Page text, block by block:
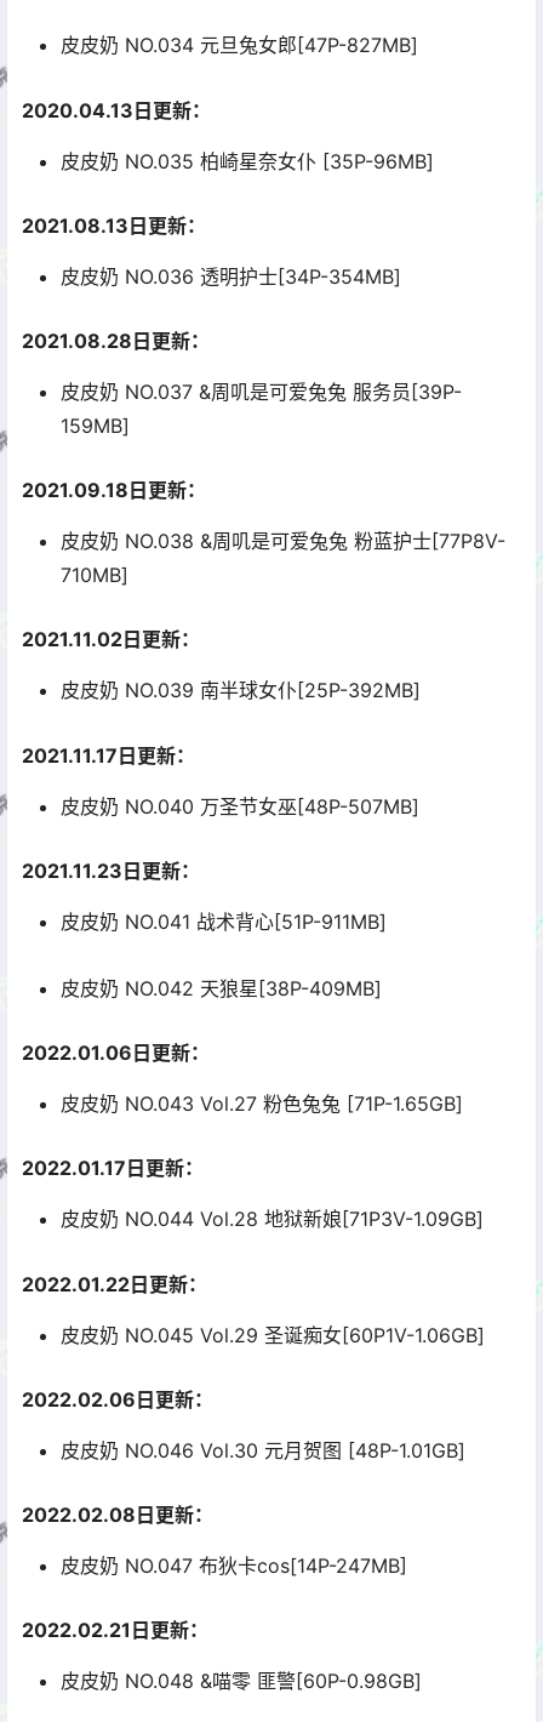
皮皮奶 NO.034 元旦兔女郎[47P-827MB]
2020.04.13日更新：
皮皮奶 NO.035 柏崎星奈女仆 [35P-96MB]
2021.08.13日更新：
皮皮奶 NO.036 透明护士[34P-354MB]
2021.08.28日更新：
皮皮奶 NO.037 &周叽是可爱兔兔 服务员[39P-
159MB]
2021.09.18日更新：
皮皮奶 NO.038 &周叽是可爱兔兔 粉蓝护士[77P8V-
710MB]
2021.11.02日更新：
皮皮奶 NO.039 南半球女仆[25P-392MB]
2021.11.17日更新：
皮皮奶 NO.040 万圣节女巫[48P-507MB]
2021.11.23日更新：
皮皮奶 NO.041 战术背心[51P-911MB]
皮皮奶 NO.042 天狼星[38P-409MB]
2022.01.06日更新：
皮皮奶 NO.043 Vol.27 粉色兔兔 [71P-1.65GB]
2022.01.17日更新：
皮皮奶 NO.044 Vol.28 地狱新娘[71P3V-1.09GB]
2022.01.22日更新：
皮皮奶 NO.045 Vol.29 圣诞痴女[60P1V-1.06GB]
2022.02.06日更新：
皮皮奶 NO.046 Vol.30 元月贺图 [48P-1.01GB]
2022.02.08日更新：
皮皮奶 NO.047 布狄卡cos[14P-247MB]
2022.02.21日更新：
皮皮奶 NO.048 &喵零 匪警[60P-0.98GB]